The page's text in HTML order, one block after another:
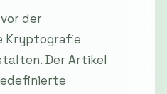
der
Kryptografie
Der Artikel